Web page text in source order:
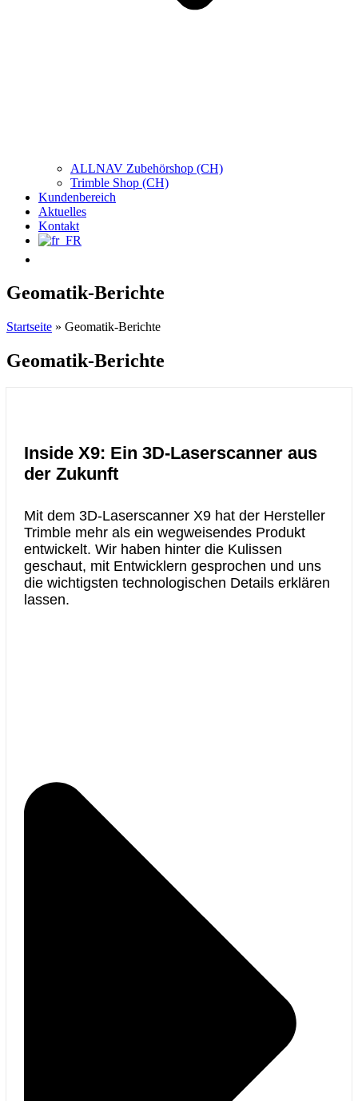
ALLNAV Zubehörshop (CH)
Trimble Shop (CH)
Kundenbereich
Aktuelles
Kontakt
Geomatik-Berichte
Startseite » Geomatik-Berichte
Geomatik-Berichte
Inside X9: Ein 3D-Laserscanner aus
der Zukunft
Mit dem 3D-Laserscanner X9 hat der Hersteller
Trimble mehr als ein wegweisendes Produkt
entwickelt. Wir haben hinter die Kulissen
geschaut, mit Entwicklern gesprochen und uns
die wichtigsten technologischen Details erklären
lassen.